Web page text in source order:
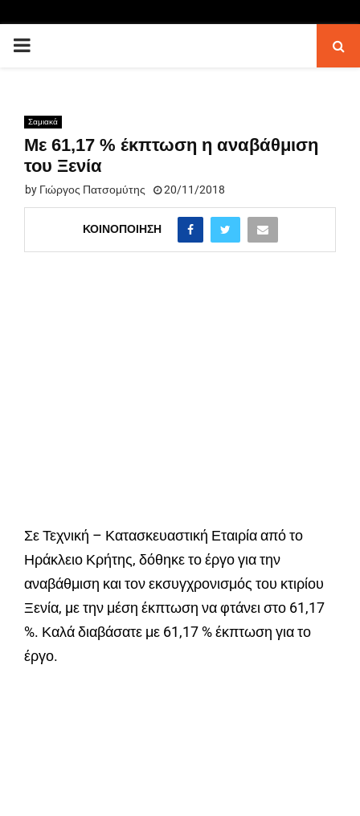
PRIMARY
Σαμιακά
Με 61,17 % έκπτωση η αναβάθμιση
του Ξενία
by Γιώργος Πατσομύτης 20/11/2018
ΚΟΙΝΟΠΟΊΗΣΗ
Σε Τεχνική – Κατασκευαστική Εταιρία από το
Ηράκλειο Κρήτης, δόθηκε το έργο για την
αναβάθμιση και τον εκσυγχρονισμός του κτιρίου
Ξενία, µε την μέση έκπτωση να φτάνει στο 61,17
%. Καλά διαβάσατε με 61,17 % έκπτωση για το
έργο.